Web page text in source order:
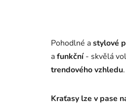
Pohodlné astylové
afunkční- skvělá
trendového vzhledu.
Kraťasy lze v pase